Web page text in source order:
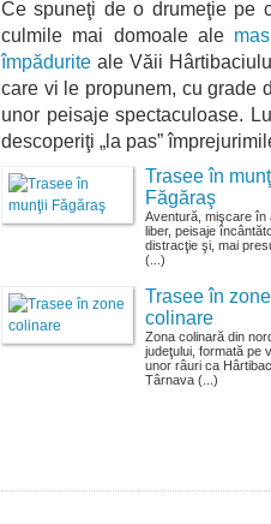
Ce spuneţi de o drumeţie pe
culmile mai domoale ale
împădurite ale Văii
care vi le propunem, cu grade
unor peisaje spectaculoase.
descoperiţi „la pas”
Trasee în
Făgăraş
Aventură, mişcare în
liber, peisaje
distracţie şi, mai
(...)
Trasee în zone
colinare
Zona colinară din
judeţului, formată pe
unor râuri ca
Târnava (...)